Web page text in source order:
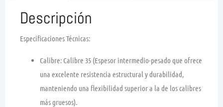
Descripción
Especificaciones Técnicas:
Calibre: Calibre 35 (Espesor intermedio-pesado que ofrece
una excelente resistencia estructural y durabilidad,
manteniendo una flexibilidad superior a la de los calibres
más gruesos).